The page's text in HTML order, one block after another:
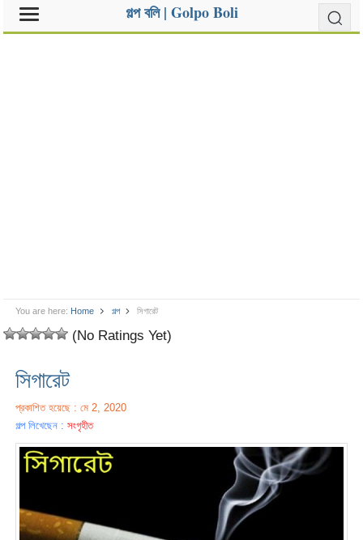
গল্প বলি | Golpo Boli
You are here: Home গল্প সিগারেট
(No Ratings Yet)
সিগারেট
প্রকাশিত হয়েছে : মে 2, 2020
গল্প লিখেছেন :সংগৃহীত